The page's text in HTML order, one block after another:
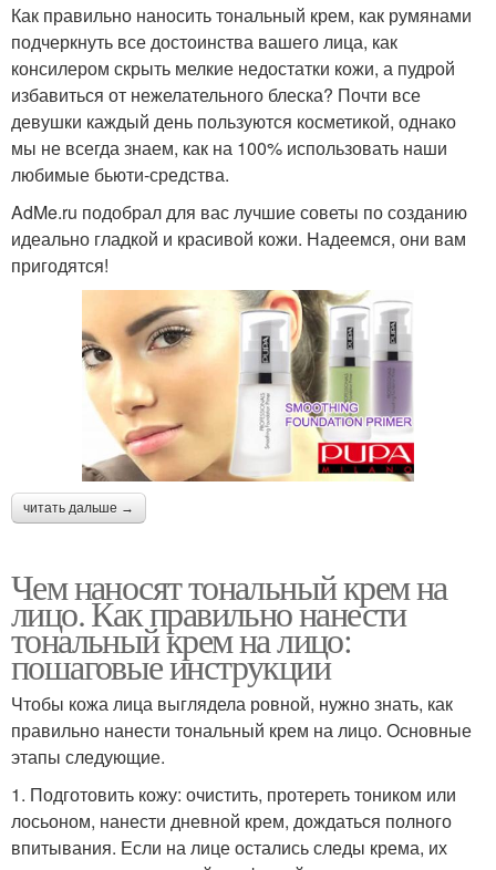
Как правильно наносить тональный крем, как румянами
подчеркнуть все достоинства вашего лица, как
консилером скрыть мелкие недостатки кожи, а пудрой
избавиться от нежелательного блеска? Почти все
девушки каждый день пользуются косметикой, однако
мы не всегда знаем, как на 100% использовать наши
любимые бьюти-средства.
AdMe.ru подобрал для вас лучшие советы по созданию
идеально гладкой и красивой кожи. Надеемся, они вам
пригодятся!
читать дальше →
Чем наносят тональный крем на
лицо. Как правильно нанести
тональный крем на лицо:
пошаговые инструкции
Чтобы кожа лица выглядела ровной, нужно знать, как
правильно нанести тональный крем на лицо. Основные
этапы следующие.
1. Подготовить кожу: очистить, протереть тоником или
лосьоном, нанести дневной крем, дождаться полного
впитывания. Если на лице остались следы крема, их